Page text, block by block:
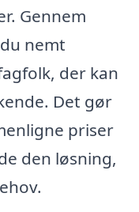
Gennem
nemt
der kan
Det gør
priser
den løsning,